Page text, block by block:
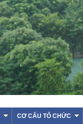
CƠ CẤU TỔ CHỨC